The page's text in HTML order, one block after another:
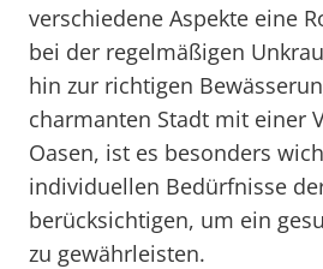
verschiedene Aspekte eine
bei der regelmäßigen
hin zur richtigen
charmanten Stadt mit einer
Oasen, ist es besonders
individuellen Bedürfnisse
berücksichtigen, um ein
zu gewährleisten.